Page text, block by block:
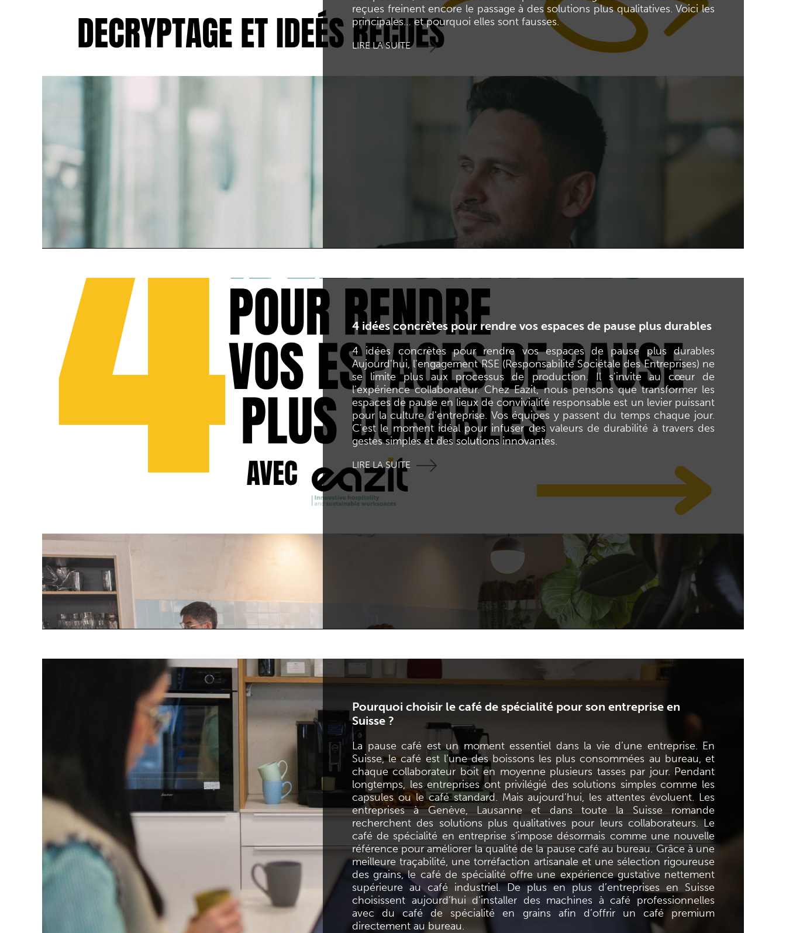
reçues freinent encore le passage à des solutions plus qualitatives. Voici les
principales… et pourquoi elles sont fausses.
LIRE LA SUITE
4 idées concrètes pour rendre vos espaces de pause plus durables
4 idées concrètes pour rendre vos espaces de pause plus durables
Aujourd'hui, l'engagement RSE (Responsabilité Sociétale des Entreprises) ne
se limite plus aux processus de production. Il s'invite au cœur de
l'expérience collaborateur. Chez Eazit, nous pensons que transformer les
espaces de pause en lieux de convivialité responsable est un levier puissant
pour la culture d'entreprise. Vos équipes y passent du temps chaque jour.
C'est le moment idéal pour infuser des valeurs de durabilité à travers des
gestes simples et des solutions innovantes.
LIRE LA SUITE
Pourquoi choisir le café de spécialité pour son entreprise en
Suisse ?
La pause café est un moment essentiel dans la vie d’une entreprise. En
Suisse, le café est l’une des boissons les plus consommées au bureau, et
chaque collaborateur boit en moyenne plusieurs tasses par jour. Pendant
longtemps, les entreprises ont privilégié des solutions simples comme les
capsules ou le café standard. Mais aujourd’hui, les attentes évoluent. Les
entreprises à Genève, Lausanne et dans toute la Suisse romande
recherchent des solutions plus qualitatives pour leurs collaborateurs. Le
café de spécialité en entreprise s’impose désormais comme une nouvelle
référence pour améliorer la qualité de la pause café au bureau. Grâce à une
meilleure traçabilité, une torréfaction artisanale et une sélection rigoureuse
des grains, le café de spécialité offre une expérience gustative nettement
supérieure au café industriel. De plus en plus d’entreprises en Suisse
choisissent aujourd’hui d’installer des machines à café professionnelles
avec du café de spécialité en grains afin d’offrir un café premium
directement au bureau.